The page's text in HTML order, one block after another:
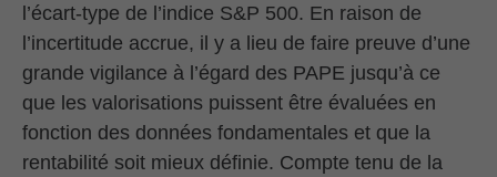
l’écart-type de l’indice S&P 500. En raison de
l’incertitude accrue, il y a lieu de faire preuve d’une
grande vigilance à l’égard des PAPE jusqu’à ce
que les valorisations puissent être évaluées en
fonction des données fondamentales et que la
rentabilité soit mieux définie. Compte tenu de la